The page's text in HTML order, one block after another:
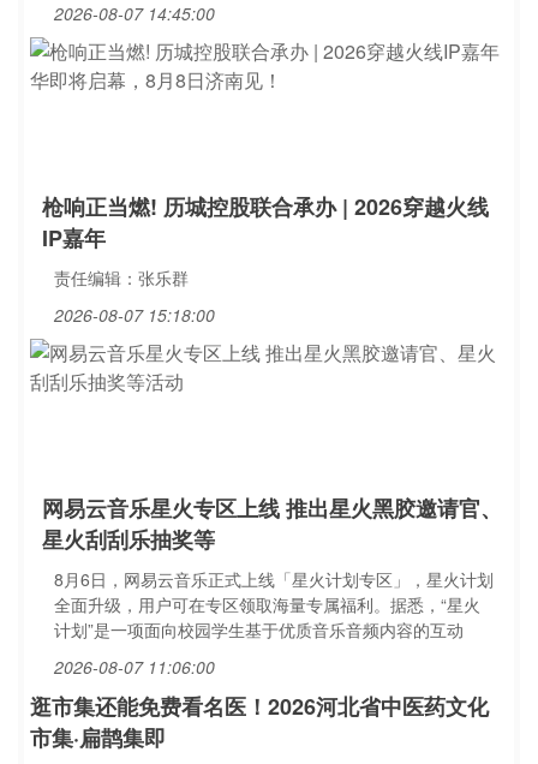
2026-08-07 14:45:00
枪响正当燃! 历城控股联合承办 | 2026穿越火线
IP嘉年
责任编辑：张乐群
2026-08-07 15:18:00
网易云音乐星火专区上线 推出星火黑胶邀请官、
星火刮刮乐抽奖等
8月6日，网易云音乐正式上线「星火计划专区」，星火计划
全面升级，用户可在专区领取海量专属福利。据悉，“星火
计划”是一项面向校园学生基于优质音乐音频内容的互动
2026-08-07 11:06:00
逛市集还能免费看名医！2026河北省中医药文化
市集·扁鹊集即